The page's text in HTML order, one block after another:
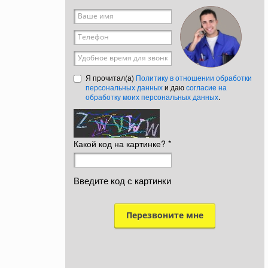
Ваше имя*
Телефон*
Удобное время для звонка
Я прочитал(а) Политику в отношении обработки
персональных данныхи даюсогласие на
обработку моих персональных данных.
Какой код на картинке? *
Введите код с картинки